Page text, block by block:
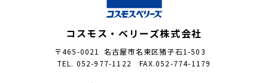
コスモス・ベリーズ株式会社
〒465-0021 名古屋市名東区猪子石1-503
TEL. 052-977-1122 FAX.052-774-1179